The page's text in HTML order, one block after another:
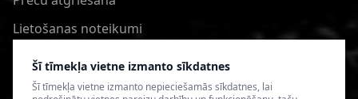
Šī tīmekļa vietne izmanto sīkdatnes
Šī tīmekļa vietne izmanto nepieciešamās sīkdatnes, lai
Lietošanas noteikumi
Privātuma politika